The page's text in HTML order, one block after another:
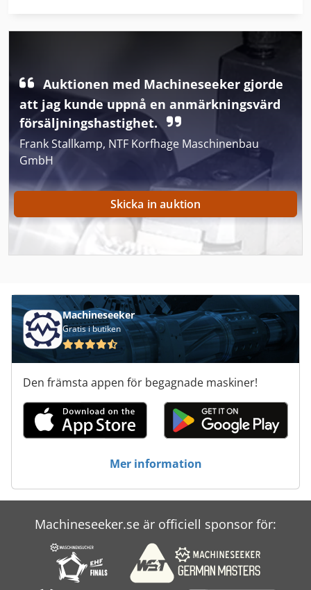
Gl 172
Gs 3268 Rt
Kgs 1670
Lf 532
Mb 322
Metba Mb 1
Mf 294 S
Mvf 44
Ng 200
Safmig 340 Bl
Tgs 172
Transmig 400
Träns-Maskin
Tur 560
Auktionen med Machineseeker gjorde
att jag kunde uppnå en anmärkningsvärd
försäljningshastighet.
Frank Stallkamp, NTF Korfhage Maschinenbau
GmbH
Skicka in auktion
Machineseeker
Gratis i butiken
Den främsta appen för begagnade maskiner!
Mer information
Machineseeker.se är officiell sponsor för: